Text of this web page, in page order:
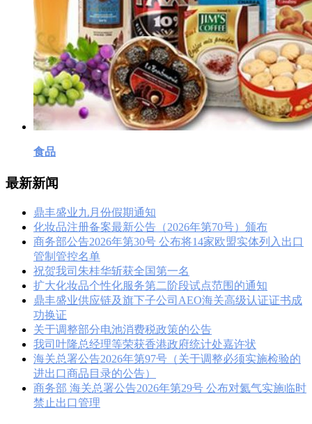
食品
最新新闻
鼎丰盛业九月份假期通知
化妆品注册备案最新公告（2026年第70号）颁布
商务部公告2026年第30号 公布将14家欧盟实体列入出口
管制管控名单
祝贺我司朱桂华斩获全国第一名
扩大化妆品个性化服务第二阶段试点范围的通知
鼎丰盛业供应链及旗下子公司AEO海关高级认证证书成
功换证
关于调整部分电池消费税政策的公告
我司叶隆总经理等荣获香港政府统计处嘉许状
海关总署公告2026年第97号（关于调整必须实施检验的
进出口商品目录的公告）
商务部 海关总署公告2026年第29号 公布对氦气实施临时
禁止出口管理